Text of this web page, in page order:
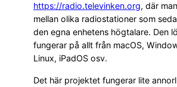
https://radio.televinken.org, där
mellan olika radiostationer som
den egna enhetens högtalare. Den
fungerar på allt från macOS,
Linux, iPadOS osv.
Det här projektet fungerar lite